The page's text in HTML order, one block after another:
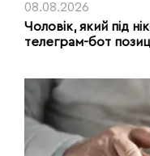
08.08.2026
Чоловік, який під
телеграм-бот